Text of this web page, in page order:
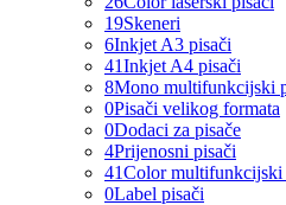
19Skeneri
6Inkjet A3 pisači
41Inkjet A4 pisači
8Mono multifunkcijski
0Pisači velikog formata
0Dodaci za pisače
4Prijenosni pisači
41Color multifunkcijski
0Label pisači